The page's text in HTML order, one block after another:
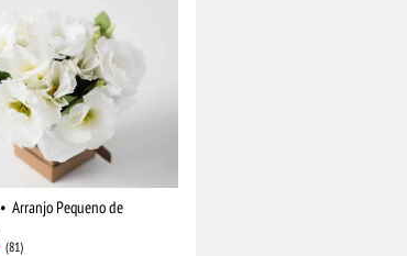
• Arranjo Pequeno de
(81)